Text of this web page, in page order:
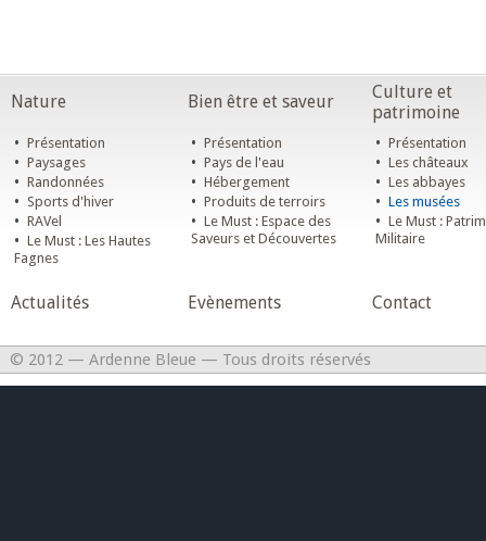
Nature Bien être et saveur
Culture et
patrimoine
• Présentation
• Paysages
• Randonnées
• Sports d'hiver
• RAVel
• Le Must : Les Hautes
Fagnes
• Présentation
• Pays de l'eau
• Hébergement
• Produits de terroirs
• Le Must : Espace des
Saveurs et Découvertes
• Présentation
• Les châteaux
• Les abbayes
• Les musées
• Le Must :
Militaire
Actualités Evènements Contact
© 2012 — Ardenne Bleue — Tous droits réservés